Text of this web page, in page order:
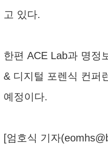
고 있다.
한편 ACE Lab과 명정
& 디지털 포렌식 컨퍼
예정이다.
[엄호식 기자(